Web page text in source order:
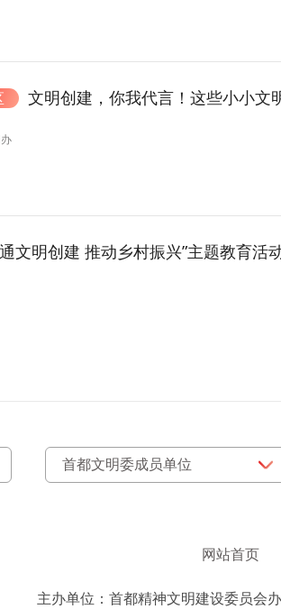
文明创建，你我代言！这些小小文
文明创建 推动乡村振兴”主题教育活
网站首页
主办单位：首都精神文明建设委员会